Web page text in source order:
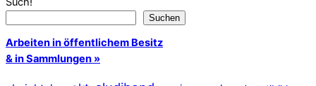
Suchen
Arbeiten in öffentlichem Besitz
& in Sammlungen »